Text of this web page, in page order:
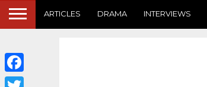
ARTICLES DRAMA INTERVIEWS
Facebook